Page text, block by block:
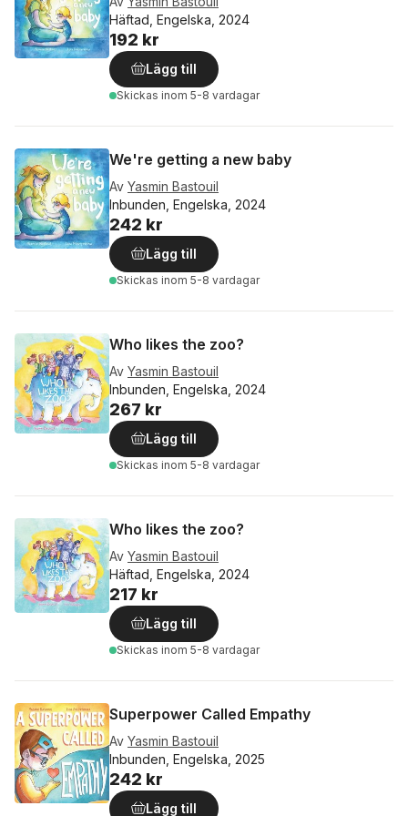
Häftad, Engelska, 2024
192 kr
Lägg till
Skickas inom 5-8 vardagar
We're getting a new baby
Av Yasmin Bastouil
Inbunden, Engelska, 2024
242 kr
Lägg till
Skickas inom 5-8 vardagar
Who likes the zoo?
Av Yasmin Bastouil
Inbunden, Engelska, 2024
267 kr
Lägg till
Skickas inom 5-8 vardagar
Who likes the zoo?
Av Yasmin Bastouil
Häftad, Engelska, 2024
217 kr
Lägg till
Skickas inom 5-8 vardagar
Superpower Called Empathy
Av Yasmin Bastouil
Inbunden, Engelska, 2025
242 kr
Lägg till